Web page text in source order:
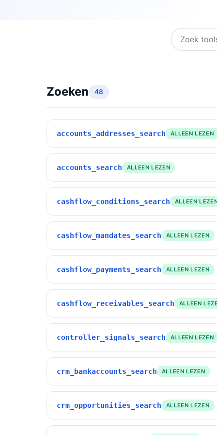
Zoeken 48
accounts_addresses_search ALLEEN LEZEN
accounts_search ALLEEN LEZEN
cashflow_conditions_search ALLEEN
cashflow_mandates_search ALLEEN LEZEN
cashflow_payments_search ALLEEN LEZEN
cashflow_receivables_search ALLEEN
controller_signals_search ALLEEN LEZEN
crm_bankaccounts_search ALLEEN LEZEN
crm_opportunities_search ALLEEN LEZEN